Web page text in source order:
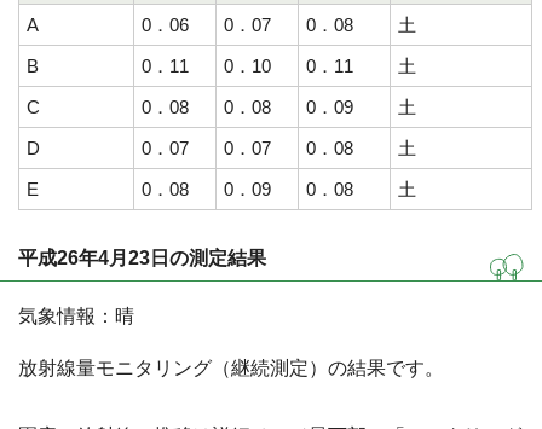
A
0．06 0．07 0．08
土
B
0．11 0．10 0．11
土
C
0．08 0．08 0．09
土
D
0．07 0．07 0．08
土
E
0．08 0．09 0．08 土
平成26年4月23日の測定結果
気象情報：晴
放射線量モニタリング（継続測定）の結果です。